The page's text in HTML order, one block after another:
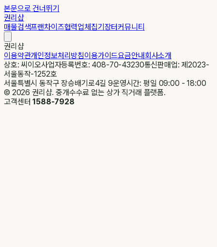
본문으로 건너뛰기
권리샵
매물검색프랜차이즈협력업체집기장터커뮤니티
권리샵
이용약관개인정보처리방침이용가이드요금안내회사소개
상호: 씨이오사업자등록번호: 408-70-43230통신판매업: 제2023-
서울동작-1252호
서울특별시 동작구 장승배기로4길 9운영시간: 평일 09:00 - 18:00
© 2026 권리샵. 중개수수료 없는 상가 직거래 플랫폼.
고객센터1588-7928